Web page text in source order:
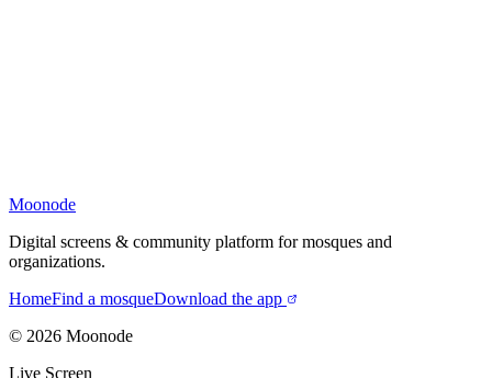
Moonode
Digital screens & community platform for mosques and
organizations.
HomeFind a mosqueDownload the app
© 2026 Moonode
Live Screen